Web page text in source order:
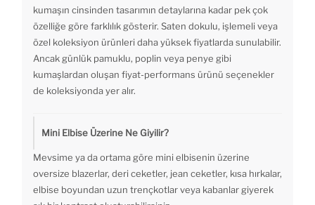
kumaşın cinsinden tasarımın detaylarına kadar pek çok
özelliğe göre farklılık gösterir. Saten dokulu, işlemeli veya
özel koleksiyon ürünleri daha yüksek fiyatlarda sunulabilir.
Ancak günlük pamuklu, poplin veya penye gibi
kumaşlardan oluşan fiyat-performans ürünü seçenekler
de koleksiyonda yer alır.
Mini Elbise Üzerine Ne Giyilir?
Mevsime ya da ortama göre mini elbisenin üzerine
oversize blazerlar, deri ceketler, jean ceketler, kısa hırkalar,
elbise boyundan uzun trençkotlar veya kabanlar giyerek